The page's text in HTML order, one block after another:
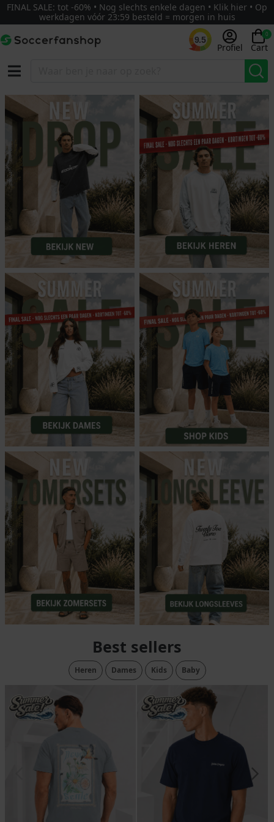
FINAL SALE: tot -60% • Nog slechts enkele dagen • Klik hier • Op
werkdagen vóór 23:59 besteld = morgen in huis
9.5
Profiel
0
Cart
Best sellers
Heren Dames Kids Baby